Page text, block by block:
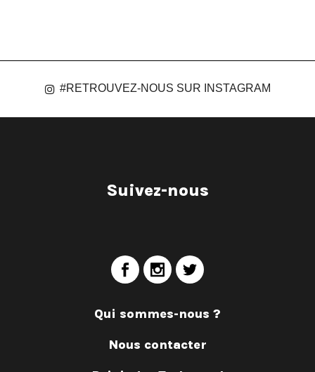
#RETROUVEZ-NOUS SUR INSTAGRAM
Suivez-nous
Qui sommes-nous ?
Nous contacter